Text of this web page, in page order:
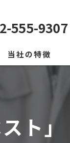
555-9307
当社の特徴
見積りト」